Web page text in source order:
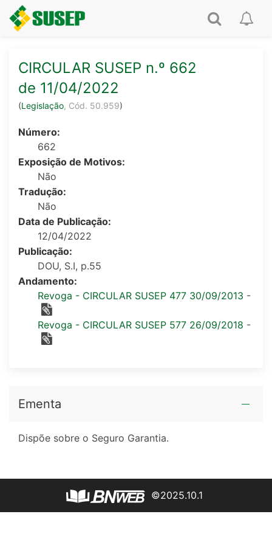
SUSEP
n.º
662
de
11/04/2022
CIRCULAR SUSEP n.º 662
de 11/04/2022
Legislação, Cód. 50.959
Número:
662
Exposição de Motivos:
Não
Tradução:
Não
Data de Publicação:
12/04/2022
Publicação:
DOU, S.I, p.55
Andamento:
Revoga - CIRCULAR SUSEP 477 30/09/2013 -
Revoga - CIRCULAR SUSEP 577 26/09/2018 -
Ementa
Dispõe sobre o Seguro Garantia.
©2025.10.1